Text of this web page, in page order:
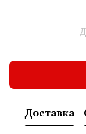
Доставка